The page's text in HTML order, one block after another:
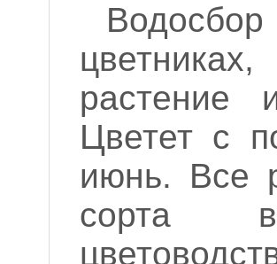
растение
Цветет с
июнь. Все
сорта